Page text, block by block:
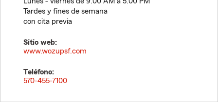
Tardes y fines de semana
con cita previa
Sitio web:
www.wozupsf.com
Teléfono:
570-455-7100